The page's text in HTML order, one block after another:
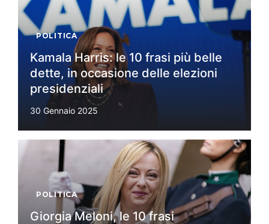
POLITICA
Kamala Harris: le 10 frasi più belle
dette, in occasione delle elezioni
presidenziali
30 Gennaio 2025
POLITICA
Giorgia Meloni, le 10 frasi